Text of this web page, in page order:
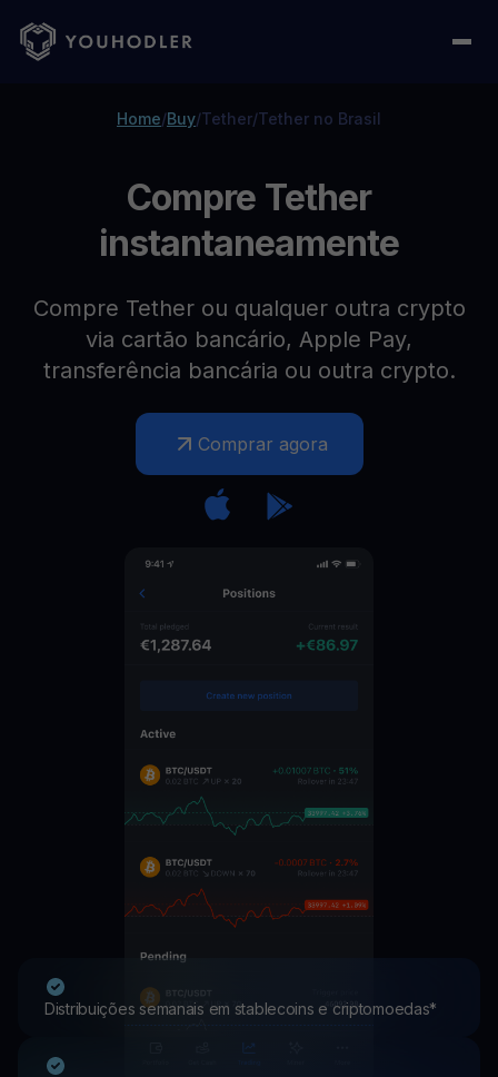
Home/Buy/Tether/Tether no Brasil
Compre Tether
instantaneamente
Compre Tether ou qualquer outra crypto
via cartão bancário, Apple Pay,
transferência bancária ou outra crypto.
Comprar agora
Distribuições semanais em stablecoins e criptomoedas*